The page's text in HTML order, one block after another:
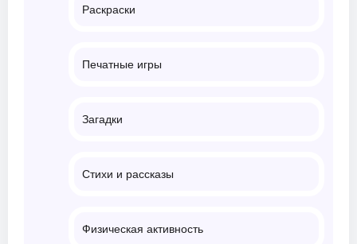
Раскраски
Печатные игры
Загадки
Стихи и рассказы
Физическая активность